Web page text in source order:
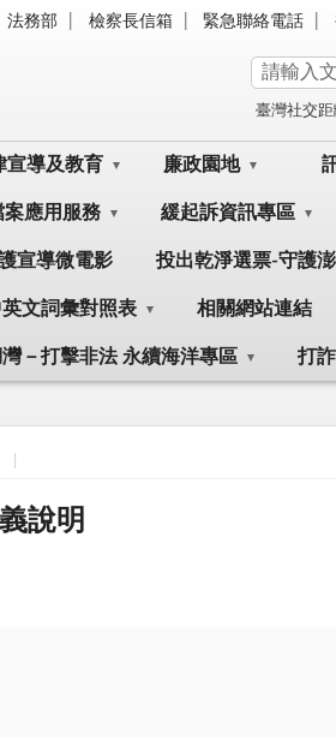
法務部 檢察長信箱 緊急聯絡電話
臺灣社交
宣導及教育 廉政園地
案應用服務 緩起訴資訊專區
宣導微電影 投出乾淨選票-守護
英文詞彙對照表 相關網站連結
－打擊非法 永續海洋專區 打
說明